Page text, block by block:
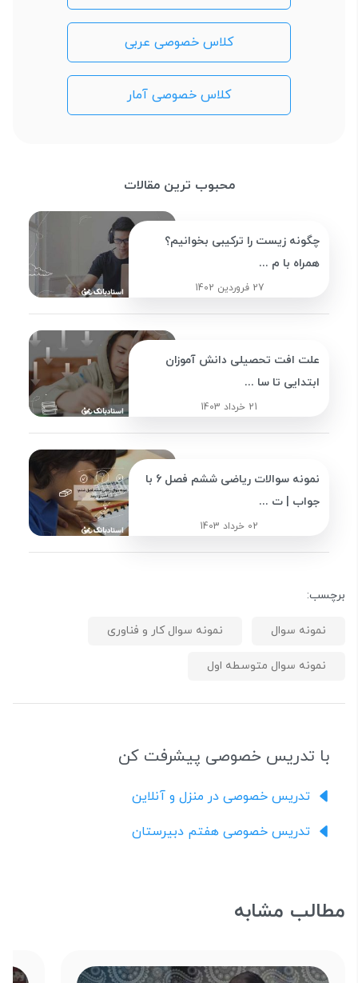
کلاس خصوصی عربی
کلاس خصوصی آمار
محبوب ترین مقالات
چگونه زیست را ترکیبی بخوانیم؟
همراه با م ...
27 فروردین 1402
علت افت تحصیلی دانش آموزان
ابتدایی تا سا ...
21 خرداد 1403
نمونه سوالات ریاضی ششم فصل 6 با
جواب | ت ...
02 خرداد 1403
برچسب:
نمونه سوال نمونه سوال کار و فناوری
نمونه سوال متوسطه اول
با تدریس خصوصی پیشرفت کن
تدریس خصوصی در منزل و آنلاین
تدریس خصوصی هفتم دبیرستان
مطالب مشابه